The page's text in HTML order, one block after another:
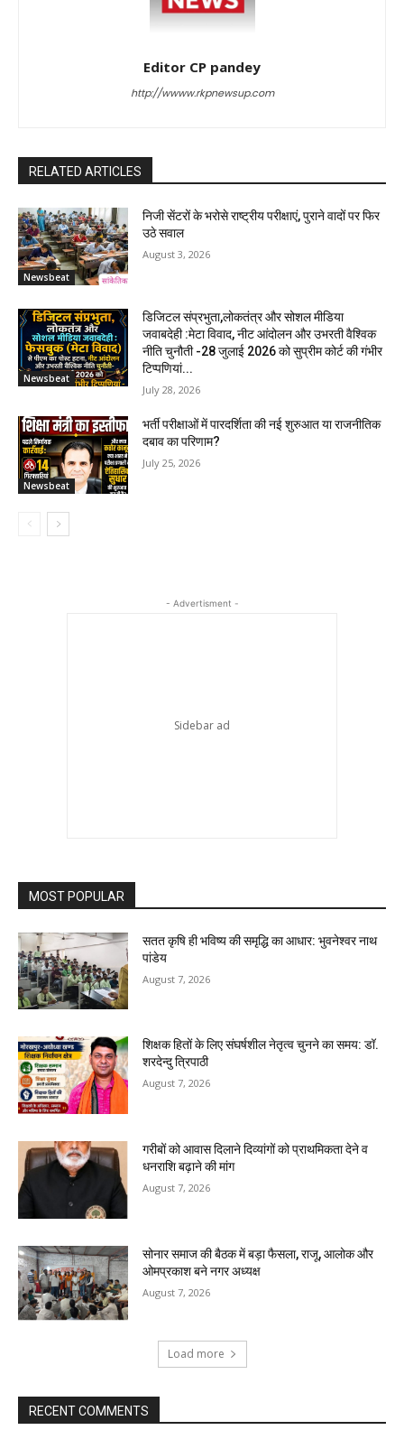
Editor CP pandey
http://wwww.rkpnewsup.com
RELATED ARTICLES
Newsbeat
निजी सेंटरों के भरोसे राष्ट्रीय परीक्षाएं, पुराने वादों पर फिर
उठे सवाल
August 3, 2026
Newsbeat
डिजिटल संप्रभुता,लोकतंत्र और सोशल मीडिया
जवाबदेही :मेटा विवाद, नीट आंदोलन और उभरती वैश्विक
नीति चुनौती -28 जुलाई 2026 को सुप्रीम कोर्ट की गंभीर
टिप्पणियां...
July 28, 2026
Newsbeat
भर्ती परीक्षाओं में पारदर्शिता की नई शुरुआत या राजनीतिक
दबाव का परिणाम?
July 25, 2026
- Advertisment -
MOST POPULAR
सतत कृषि ही भविष्य की समृद्धि का आधार: भुवनेश्वर नाथ
पांडेय
August 7, 2026
शिक्षक हितों के लिए संघर्षशील नेतृत्व चुनने का समय: डॉ.
शरदेन्दु त्रिपाठी
August 7, 2026
गरीबों को आवास दिलाने दिव्यांगों को प्राथमिकता देने व
धनराशि बढ़ाने की मांग
August 7, 2026
सोनार समाज की बैठक में बड़ा फैसला, राजू, आलोक और
ओमप्रकाश बने नगर अध्यक्ष
August 7, 2026
Load more
RECENT COMMENTS